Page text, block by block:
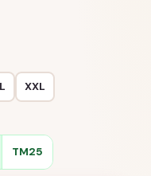
XXL
TM25